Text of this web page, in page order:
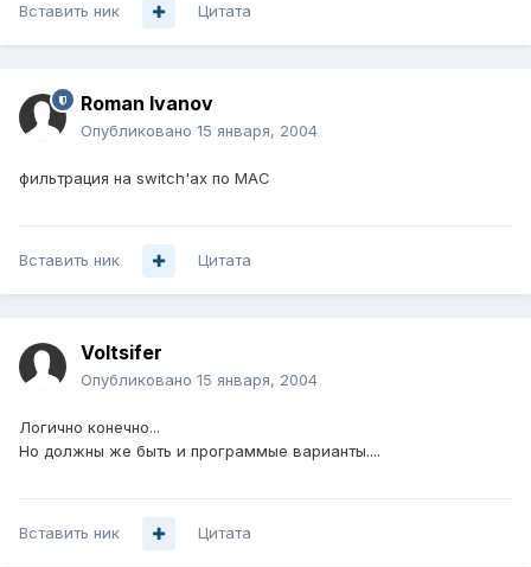
Вставить ник Цитата
Roman Ivanov
Опубликовано 15 января, 2004
фильтрация на switch'ах по MAC
Вставить ник Цитата
Voltsifer
Опубликовано 15 января, 2004
Логично конечно...
Но должны же быть и программые варианты....
Вставить ник Цитата